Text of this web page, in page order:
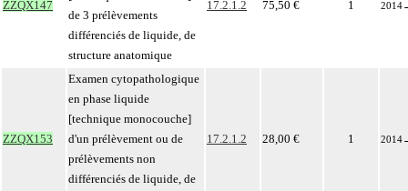
ZZQX147
de 3 prélèvements
différenciés de liquide, de
structure anatomique
17.2.1.2 75,50 € 1 2014
ZZQX153
Examen cytopathologique
en phase liquide
[technique monocouche]
d'un prélèvement ou de
prélèvements non
différenciés de liquide, de
17.2.1.2 28,00 € 1 2014